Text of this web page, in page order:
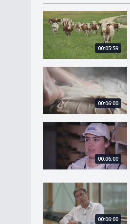
Le fourrage et
00:05:59
La reconnaissance des
00:06:00
Le Gruyère au féminin
00:06:00
Philippe Bardet,
00:06:00